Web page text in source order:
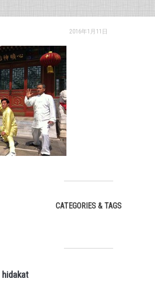
2016年1月11日
CATEGORIES & TAGS
hidakat